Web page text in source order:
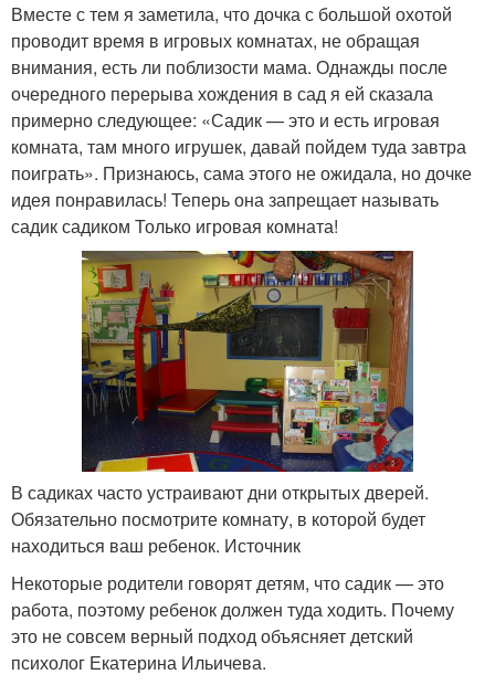
Вместе с тем я заметила, что дочка с большой охотой
проводит время в игровых комнатах, не обращая
внимания, есть ли поблизости мама. Однажды после
очередного перерыва хождения в сад я ей сказала
примерно следующее: «Садик — это и есть игровая
комната, там много игрушек, давай пойдем туда завтра
поиграть». Признаюсь, сама этого не ожидала, но дочке
идея понравилась! Теперь она запрещает называть
садик садиком Только игровая комната!
В садиках часто устраивают дни открытых дверей.
Обязательно посмотрите комнату, в которой будет
находиться ваш ребенок. Источник
Некоторые родители говорят детям, что садик — это
работа, поэтому ребенок должен туда ходить. Почему
это не совсем верный подход объясняет детский
психолог Екатерина Ильичева.